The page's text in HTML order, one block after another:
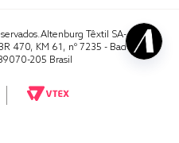
Têxtil SA- CNPJ
470, KM 61, nº 7235 - Badenfurt,
205 Brasil